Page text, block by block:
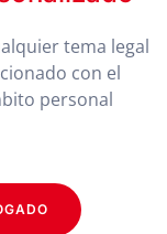
tema legal
con el
personal